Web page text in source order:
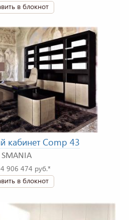
в блокнот
кабинет Comp 43
SMANIA
906 474 руб.*
в блокнот